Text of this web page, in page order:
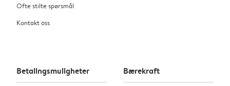
Ofte stilte spørsmål
Kontakt oss
Betalingsmuligheter Bærekraft